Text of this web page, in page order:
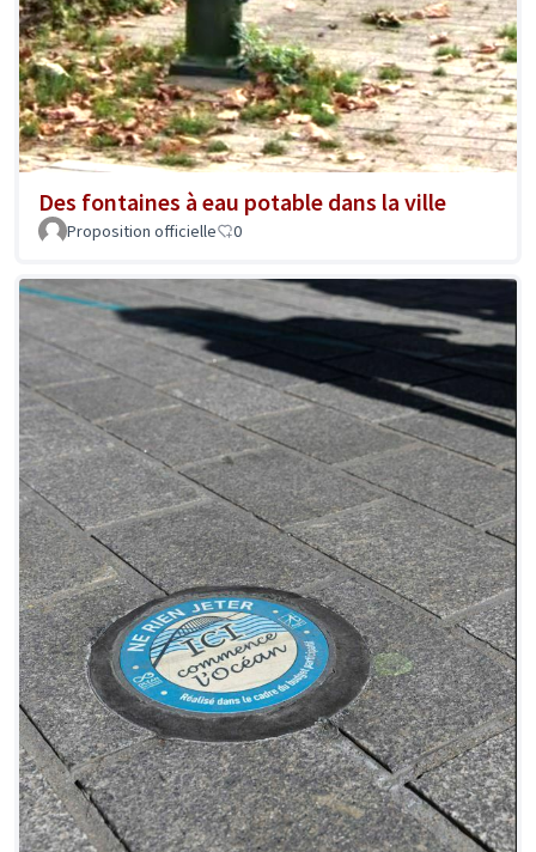
Des fontaines à eau potable dans la ville
Proposition officielle 0